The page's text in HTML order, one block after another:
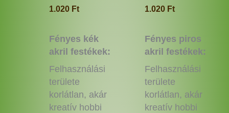
1.020 Ft
Fényes kék
akril festékek:
Felhasználási
területe
korlátlan, akár
kreatív hobbi
1.020 Ft
Fényes piros
akril festékek:
Felhasználási
területe
korlátlan, akár
kreatív hobbi